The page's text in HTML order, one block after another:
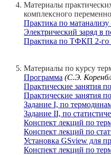
Материалы
комплексного
Практика по
Электрический заряд в
Практика по ТФКП 2-го
Материалы по курсу
Программа (C.Э.
Практические занятия
Практические занятия
Задание I, по
Задание II, по
Конспект лекций по
Конспект лекций по
Установка GSview для
Конспект лекций по